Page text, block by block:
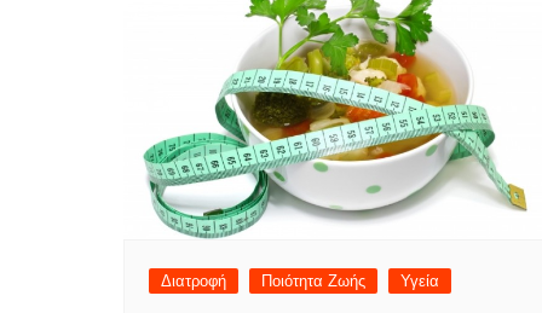
Διατροφή Ποιότητα Ζωής Υγεία